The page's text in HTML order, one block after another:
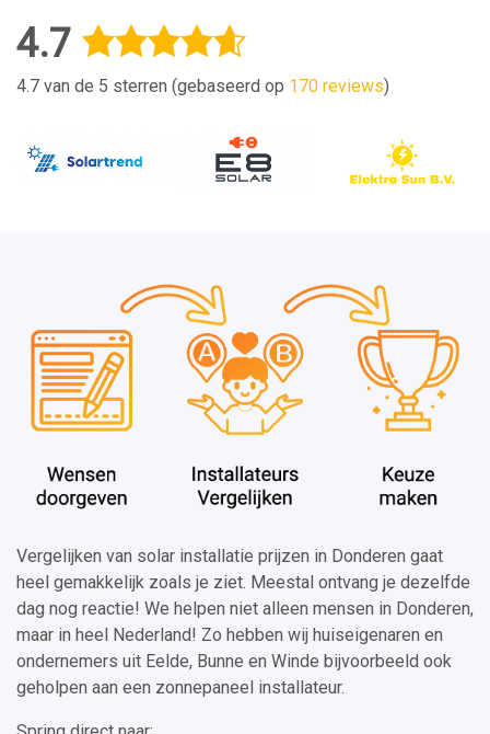
4.7
4.7 van de 5 sterren (gebaseerd op 170 reviews)
Vergelijken van solar installatie prijzen in Donderen gaat
heel gemakkelijk zoals je ziet. Meestal ontvang je dezelfde
dag nog reactie! We helpen niet alleen mensen in Donderen,
maar in heel Nederland! Zo hebben wij huiseigenaren en
ondernemers uit Eelde, Bunne en Winde bijvoorbeeld ook
geholpen aan een zonnepaneel installateur.